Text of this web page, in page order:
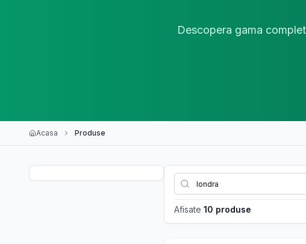
Descopera gama
Acasa Produse
Afisate 10 produse